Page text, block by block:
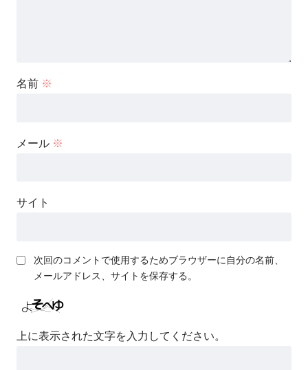
名前 ※
メール ※
サイト
次回のコメントで使用するためブラウザーに自分の名前、
メールアドレス、サイトを保存する。
上に表示された文字を入力してください。